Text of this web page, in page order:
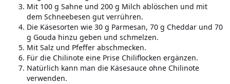
Mit 100 g Sahne und 200 g Milch ablöschen und mit
dem Schneebesen gut verrühren.
Die Käsesorten wie 30 g Parmesan, 70 g Cheddar und 70
g Gouda hinzu geben und schmelzen.
Mit Salz und Pfeffer abschmecken.
Für die Chilinote eine Prise Chiliflocken ergänzen.
Natürlich kann man die Käsesauce ohne Chilinote
verwenden.